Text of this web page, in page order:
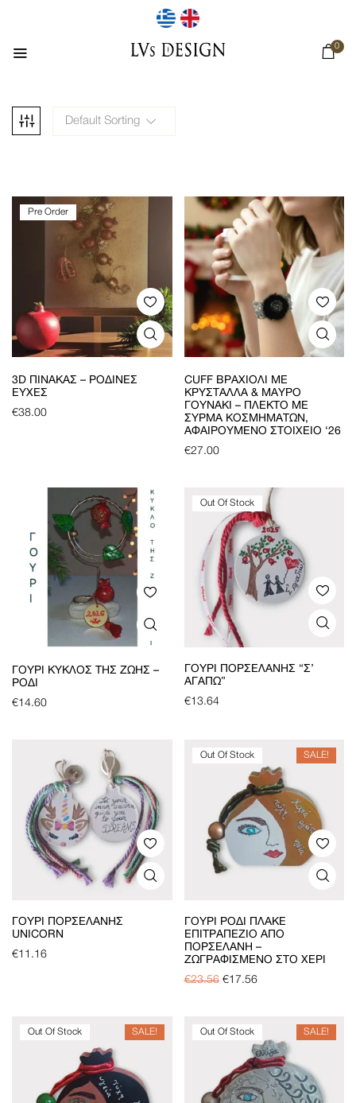
0
Default Sorting
Pre Order
3D ΠΊΝΑΚΑΣ – ΡΌΔΙΝΕΣ
ΕΥΧΈΣ
€38.00
CUFF ΒΡΑΧΙΌΛΙ ΜΕ
ΚΡΎΣΤΑΛΛΑ & ΜΑΎΡΟ
ΓΟΥΝΆΚΙ – ΠΛΕΚΤΌ ΜΕ
ΣΎΡΜΑ ΚΟΣΜΗΜΆΤΩΝ,
ΑΦΑΙΡΟΎΜΕΝΟ ΣΤΟΙΧΕΊΟ ‘26
€27.00
ΓΟΎΡΙ ΚΎΚΛΟΣ ΤΗΣ ΖΩΉΣ –
ΡΌΔΙ
€14.60
Out Of Stock
ΓΟΎΡΙ ΠΟΡΣΕΛΆΝΗΣ “Σ’
ΑΓΑΠΏ”
€13.64
ΓΟΎΡΙ ΠΟΡΣΕΛΆΝΗΣ
UNICORN
€11.16
SALE!
Out Of Stock
ΓΟΎΡΙ ΡΌΔΙ ΠΛΑΚΈ
ΕΠΙΤΡΑΠΈΖΙΟ ΑΠΌ
ΠΟΡΣΕΛΆΝΗ –
ΖΩΓΡΑΦΙΣΜΈΝΟ ΣΤΟ ΧΈΡΙ
€23.56 €17.56
SALE!
Out Of Stock SALE!
Out Of Stock